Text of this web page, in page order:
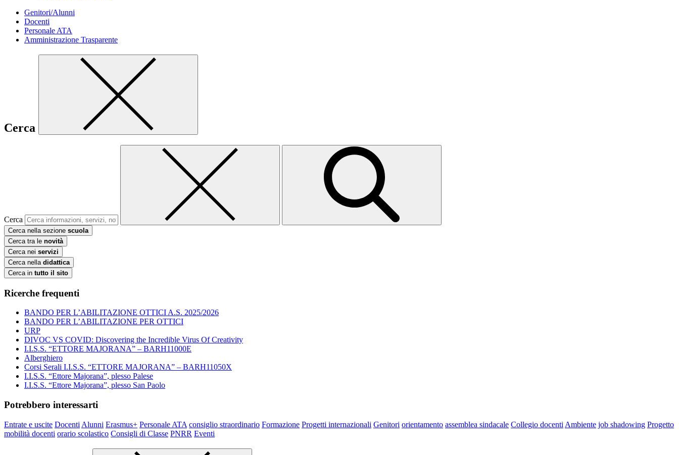
Genitori/Alunni
Docenti
Personale ATA
Amministrazione Trasparente
Cerca
Cerca
Cerca nella sezione scuola
Cerca tra le novità
Cerca nei servizi
Cerca nella didattica
Cerca in tutto il sito
Ricerche frequenti
BANDO PER L’ABILITAZIONE OTTICI A.S. 2025/2026
BANDO PER L’ABILITAZIONE PER OTTICI
URP
DIVOC VS COVID: Discovering the Incredible Virus Of Creativity
I.I.S.S. “ETTORE MAJORANA” – BARH11000E
Alberghiero
Corsi Serali I.I.S.S. “ETTORE MAJORANA” – BARH11050X
I.I.S.S. “Ettore Majorana”, plesso Palese
I.I.S.S. “Ettore Majorana”, plesso San Paolo
Potrebbero interessarti
Entrate e uscite Docenti Alunni Erasmus+ Personale ATA consiglio straordinario Formazione Progetti internazionali Genitori orientamento assemblea sindacale Collegio docenti Ambiente job shadowing Progetto
mobilità docenti orario scolastico Consigli di Classe PNRR Eventi